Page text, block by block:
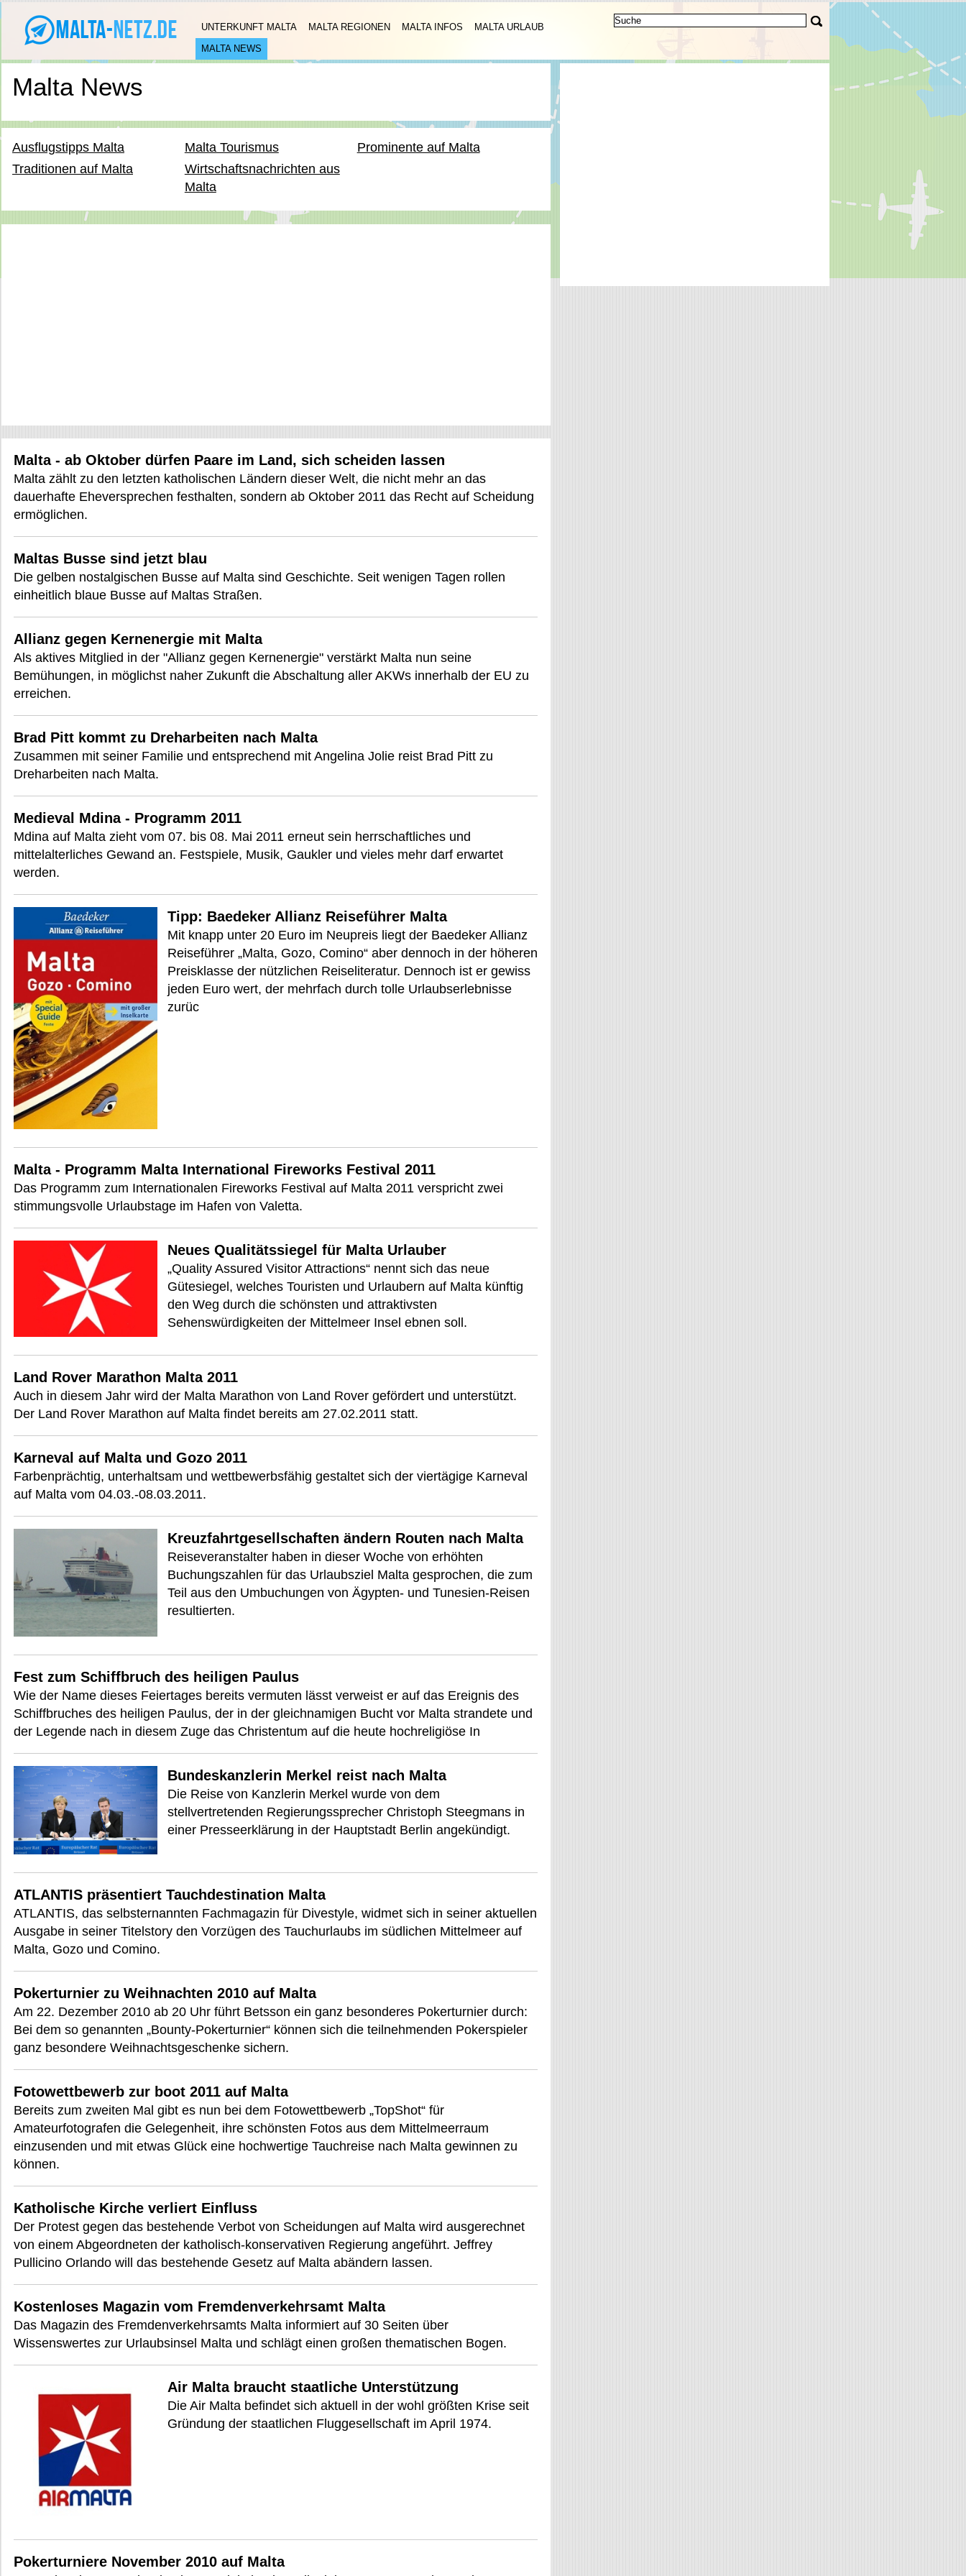
UNTERKUNFT MALTA MALTA REGIONEN MALTA INFOS
MALTA URLAUB
MALTA NEWS
Malta News
Ausflugstipps Malta Malta Tourismus
Prominente auf Malta
Traditionen auf Malta
Wirtschaftsnachrichten aus
Malta
Malta - ab Oktober dürfen Paare im Land, sich scheiden lassen
Malta zählt zu den letzten katholischen Ländern dieser Welt, die nicht mehr an das
dauerhafte Eheversprechen festhalten, sondern ab Oktober 2011 das Recht auf Scheidung
ermöglichen.
Maltas Busse sind jetzt blau
Die gelben nostalgischen Busse auf Malta sind Geschichte. Seit wenigen Tagen rollen
einheitlich blaue Busse auf Maltas Straßen.
Allianz gegen Kernenergie mit Malta
Als aktives Mitglied in der "Allianz gegen Kernenergie" verstärkt Malta nun seine
Bemühungen, in möglichst naher Zukunft die Abschaltung aller AKWs innerhalb der EU zu
erreichen.
Brad Pitt kommt zu Dreharbeiten nach Malta
Zusammen mit seiner Familie und entsprechend mit Angelina Jolie reist Brad Pitt zu
Dreharbeiten nach Malta.
Medieval Mdina - Programm 2011
Mdina auf Malta zieht vom 07. bis 08. Mai 2011 erneut sein herrschaftliches und
mittelalterliches Gewand an. Festspiele, Musik, Gaukler und vieles mehr darf erwartet
werden.
Tipp: Baedeker Allianz Reiseführer Malta
Mit knapp unter 20 Euro im Neupreis liegt der Baedeker Allianz
Reiseführer „Malta, Gozo, Comino“ aber dennoch in der höheren
Preisklasse der nützlichen Reiseliteratur. Dennoch ist er gewiss
jeden Euro wert, der mehrfach durch tolle Urlaubserlebnisse
zurüc
Malta - Programm Malta International Fireworks Festival 2011
Das Programm zum Internationalen Fireworks Festival auf Malta 2011 verspricht zwei
stimmungsvolle Urlaubstage im Hafen von Valetta.
Neues Qualitätssiegel für Malta Urlauber
„Quality Assured Visitor Attractions“ nennt sich das neue
Gütesiegel, welches Touristen und Urlaubern auf Malta künftig
den Weg durch die schönsten und attraktivsten
Sehenswürdigkeiten der Mittelmeer Insel ebnen soll.
Land Rover Marathon Malta 2011
Auch in diesem Jahr wird der Malta Marathon von Land Rover gefördert und unterstützt.
Der Land Rover Marathon auf Malta findet bereits am 27.02.2011 statt.
Karneval auf Malta und Gozo 2011
Farbenprächtig, unterhaltsam und wettbewerbsfähig gestaltet sich der viertägige Karneval
auf Malta vom 04.03.-08.03.2011.
Kreuzfahrtgesellschaften ändern Routen nach Malta
Reiseveranstalter haben in dieser Woche von erhöhten
Buchungszahlen für das Urlaubsziel Malta gesprochen, die zum
Teil aus den Umbuchungen von Ägypten- und Tunesien-Reisen
resultierten.
Fest zum Schiffbruch des heiligen Paulus
Wie der Name dieses Feiertages bereits vermuten lässt verweist er auf das Ereignis des
Schiffbruches des heiligen Paulus, der in der gleichnamigen Bucht vor Malta strandete und
der Legende nach in diesem Zuge das Christentum auf die heute hochreligiöse In
Bundeskanzlerin Merkel reist nach Malta
Die Reise von Kanzlerin Merkel wurde von dem
stellvertretenden Regierungssprecher Christoph Steegmans in
einer Presseerklärung in der Hauptstadt Berlin angekündigt.
ATLANTIS präsentiert Tauchdestination Malta
ATLANTIS, das selbsternannten Fachmagazin für Divestyle, widmet sich in seiner aktuellen
Ausgabe in seiner Titelstory den Vorzügen des Tauchurlaubs im südlichen Mittelmeer auf
Malta, Gozo und Comino.
Pokerturnier zu Weihnachten 2010 auf Malta
Am 22. Dezember 2010 ab 20 Uhr führt Betsson ein ganz besonderes Pokerturnier durch:
Bei dem so genannten „Bounty-Pokerturnier“ können sich die teilnehmenden Pokerspieler
ganz besondere Weihnachtsgeschenke sichern.
Fotowettbewerb zur boot 2011 auf Malta
Bereits zum zweiten Mal gibt es nun bei dem Fotowettbewerb „TopShot“ für
Amateurfotografen die Gelegenheit, ihre schönsten Fotos aus dem Mittelmeerraum
einzusenden und mit etwas Glück eine hochwertige Tauchreise nach Malta gewinnen zu
können.
Katholische Kirche verliert Einfluss
Der Protest gegen das bestehende Verbot von Scheidungen auf Malta wird ausgerechnet
von einem Abgeordneten der katholisch-konservativen Regierung angeführt. Jeffrey
Pullicino Orlando will das bestehende Gesetz auf Malta abändern lassen.
Kostenloses Magazin vom Fremdenverkehrsamt Malta
Das Magazin des Fremdenverkehrsamts Malta informiert auf 30 Seiten über
Wissenswertes zur Urlaubsinsel Malta und schlägt einen großen thematischen Bogen.
Air Malta braucht staatliche Unterstützung
Die Air Malta befindet sich aktuell in der wohl größten Krise seit
Gründung der staatlichen Fluggesellschaft im April 1974.
Pokerturniere November 2010 auf Malta